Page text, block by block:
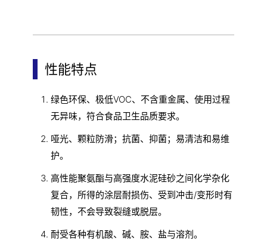
性能特点
绿色环保、极低VOC、不含重金属、使用过程
无异味，符合食品卫生品质要求。
哑光、颗粒防滑；抗菌、抑菌；易清洁和易维
护。
高性能聚氨酯与高强度水泥硅砂之间化学杂化
复合，所得的涂层耐损伤、受到冲击/变形时有
韧性，不会导致裂缝或脱层。
耐受各种有机酸、碱、胺、盐与溶剂。